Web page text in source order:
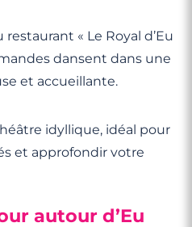
« Le Royal d’Eu
dansent dans une
et accueillante.
idyllique, idéal pour
et approfondir votre
autour d’Eu